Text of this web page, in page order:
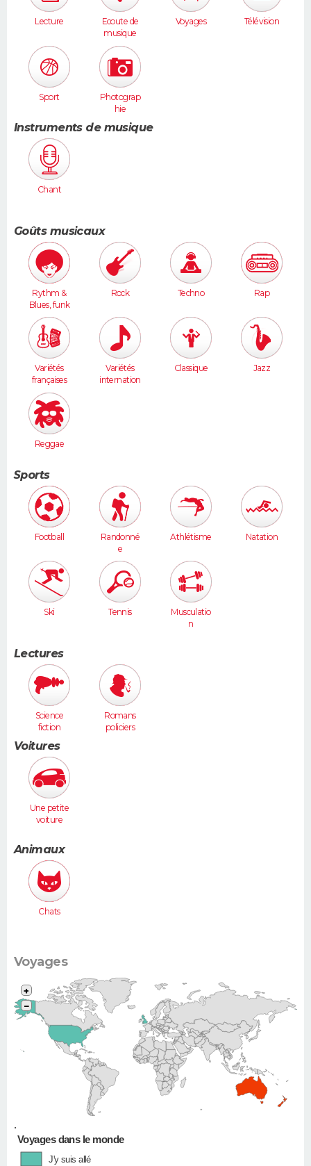
Lecture
Ecoute de
musique
Voyages Télévision
Sport
Photograp
hie
Instruments de musique
Chant
Goûts musicaux
Rythm &
Blues, funk
Rock Techno Rap
Variétés
françaises
Variétés
internation
Classique Jazz
Reggae
Sports
Football
Randonné
e
Athlétisme Natation
Ski Tennis
Musculatio
n
Lectures
Science
fiction
Romans
policiers
Voitures
Une petite
voiture
Clio, 206...)
Animaux
Chats
Voyages
•
+
−
Voyages dans le monde
J'y suis allé